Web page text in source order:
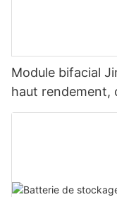
Module bifacial
haut rendement,
BB, pour des